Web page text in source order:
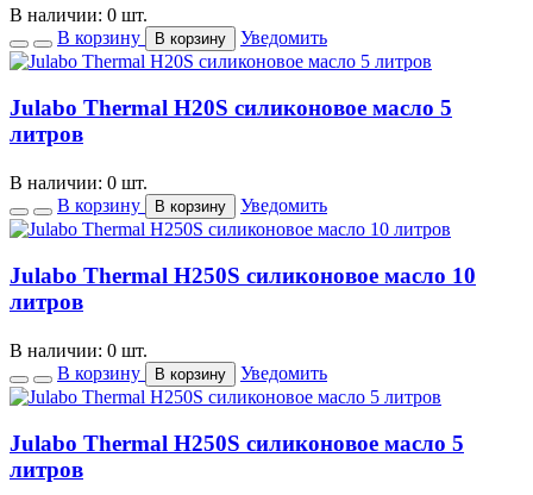
В наличии: 0 шт.
В корзину
В корзину Уведомить
Julabo Thermal H20S силиконовое масло 5
литров
В наличии: 0 шт.
В корзину
В корзину Уведомить
Julabo Thermal H250S силиконовое масло 10
литров
В наличии: 0 шт.
В корзину
В корзину Уведомить
Julabo Thermal H250S силиконовое масло 5
литров